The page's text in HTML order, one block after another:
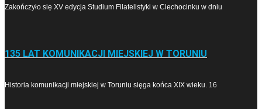
Zakończyło się XV edycja Studium Filatelistyki w Cie­cho­cin­ku w dniu
135 LAT KOMUNIKACJI MIEJSKIEJ W TORUNIU
Historia komunikacji miejskiej w Toruniu sięga końca XIX wieku. 16